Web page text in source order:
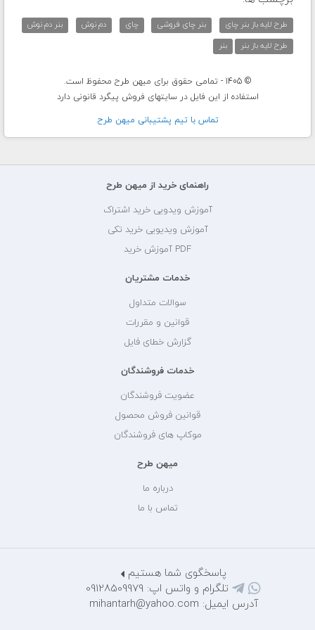
طرح لایه باز بنر چای بنر چای فروشی چای دم نوش
بنر دم نوش
طرح لایه باز بنر
بنر
© 1405 - تمامی حقوق برای میهن طرح محفوظ است.
استفاده از این فایل در سایتهای فروش پیگرد قانونی دارد
تماس با تيم پشتيبانی ميهن طرح
راهنمای خرید از میهن طرح
آموزش ویدویی خرید اشتراک
آموزش ویدیویی خرید تکی
PDF آموزش خرید
خدمات مشتریان
سوالات متداول
قوانین و مقررات
گزارش خطای فایل
خدمات فروشندگان
عضویت فروشندگان
قوانین فروش محصول
موکاپ های فروشندگان
میهن طرح
درباره ما
تماس با ما
پاسخگوی شما هستیم
تلگرام و واتس اپ: 09128509979
آدرس ایمیل: mihantarh@yahoo.com